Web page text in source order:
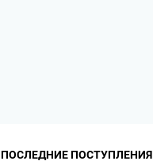
ПОСЛЕДНИЕ ПОСТУПЛЕНИЯ